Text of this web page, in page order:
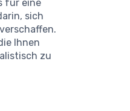
für eine
sich
Ihnen
zu